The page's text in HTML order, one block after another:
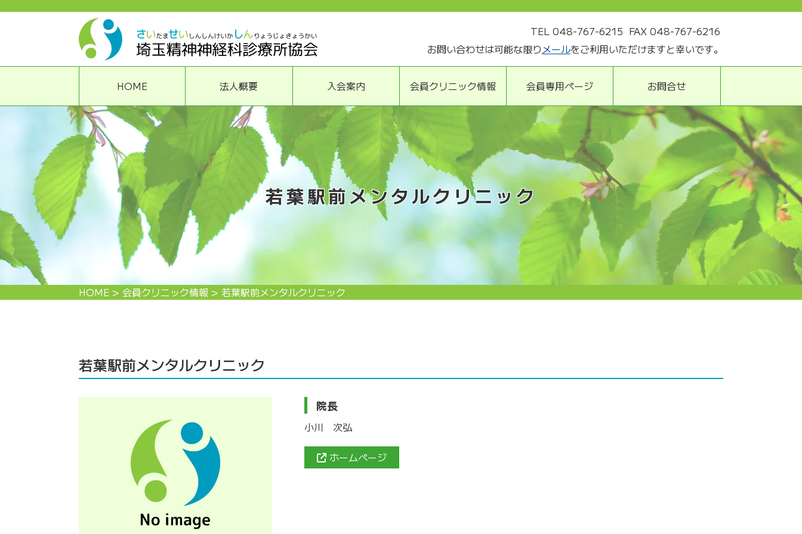
TEL 048-767-6215 FAX 048-767-6216
お問い合わせは可能な限りメールをご利用いただけますと幸いです。
HOME 法人概要 入会案内 会員クリニック情報 会員専用ページ お問合せ
若葉駅前メンタルクリニック
HOME > 会員クリニック情報 > 若葉駅前メンタルクリニック
若葉駅前メンタルクリニック
院長
小川 次弘
ホームページ